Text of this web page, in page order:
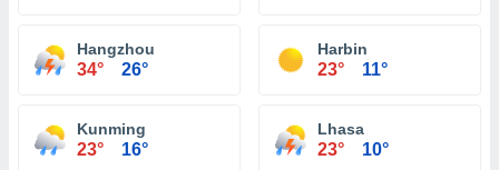
Hangzhou
34° 26°
Harbin
23° 11°
Kunming
23° 16°
Lhasa
23° 10°